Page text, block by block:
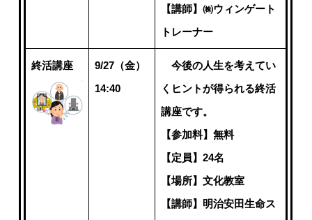
【講師】㈱ウィンゲート
トレーナー
終活講座
9/27（金）
14:40
今後の人生を考えてい
くヒントが得られる終活
講座です。
【参加料】無料
【定員】24名
【場所】文化教室
【講師】明治安田生命ス